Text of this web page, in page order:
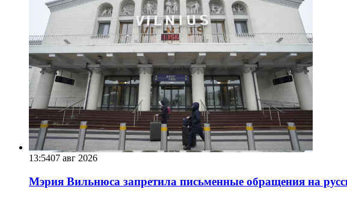
13:5407 авг 2026
Мэрия Вильнюса запретила письменные обращения на